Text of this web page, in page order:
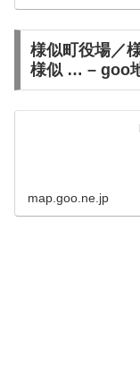
様似町役場／
様似 … – goo
map.goo.ne.jp